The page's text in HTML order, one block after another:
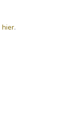
hier.